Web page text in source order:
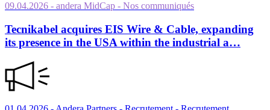
09.04.2026 - andera MidCap - Nos communiqués
Tecnikabel acquires EIS Wire & Cable, expanding
its presence in the USA within the industrial a…